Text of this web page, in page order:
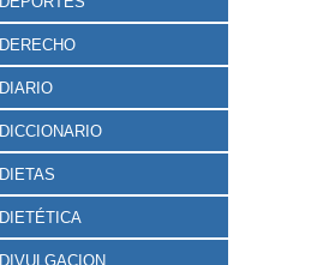
DERECHO
DIARIO
DICCIONARIO
DIETAS
DIETÉTICA
DIVULGACION